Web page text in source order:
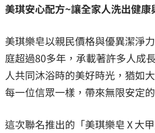
美琪安心配方~讓全家人洗出健康
美琪樂皂以親民價格與優異潔淨
庭超過80多年，承載著許多人成
人共同沐浴時的美好時光，猶如
每一位信眾一樣，帶來無限安定
這次聯名推出的「美琪樂皂 X 大